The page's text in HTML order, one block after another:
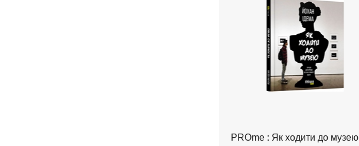
PROme : Як ходити до музею